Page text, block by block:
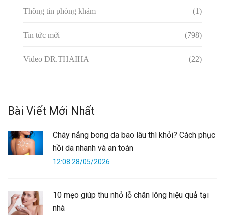
Thông tin phòng khám (1)
Tin tức mới (798)
Video DR.THAIHA (22)
Bài Viết Mới Nhất
Cháy nắng bong da bao lâu thì khỏi? Cách phục
hồi da nhanh và an toàn
12:08 28/05/2026
10 mẹo giúp thu nhỏ lỗ chân lông hiệu quả tại
nhà